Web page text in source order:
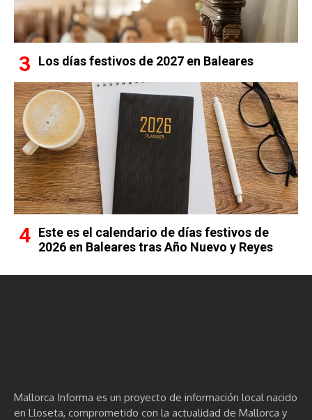
Los días festivos de 2027 en Baleares
Este es el calendario de días festivos de
2026 en Baleares tras Año Nuevo y Reyes
Mallorca Informa es un proyecto de información local nacido
en Lloseta, comprometido con la actualidad de Mallorca y